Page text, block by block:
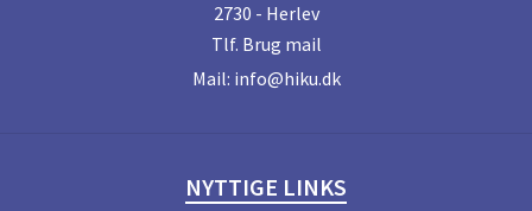
2730 - Herlev
Tlf. Brug mail
Mail: info@hiku.dk
NYTTIGE LINKS